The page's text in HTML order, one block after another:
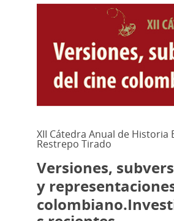
XII Cátedra Anual de Historia
Restrepo Tirado
Versiones,
y
colombiano.